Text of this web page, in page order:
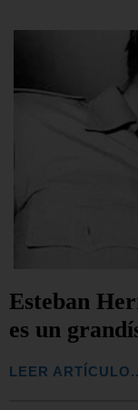
Esteban
es un
LEER